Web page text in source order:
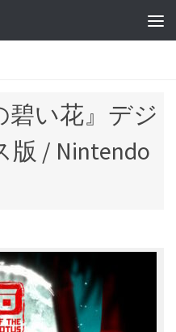
碧い花』デジ
版 / Nintendo